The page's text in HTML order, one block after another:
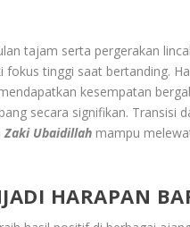
tajam serta pergerakan
tinggi saat bertanding.
kesempatan
secara signifikan. Transisi
Zaki Ubaidillah mampu
HARAPAN